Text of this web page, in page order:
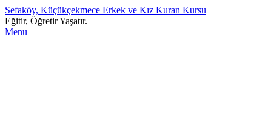
Sefaköy, Küçükçekmece Erkek ve Kız Kuran Kursu
Eğitir, Öğretir Yaşatır.
Menu